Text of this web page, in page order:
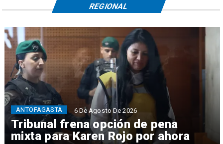
Tribunal frena opción de pena
mixta para Karen Rojo por ahora
ANTOFAGASTA 6 De Agosto De 2026
REGIONAL